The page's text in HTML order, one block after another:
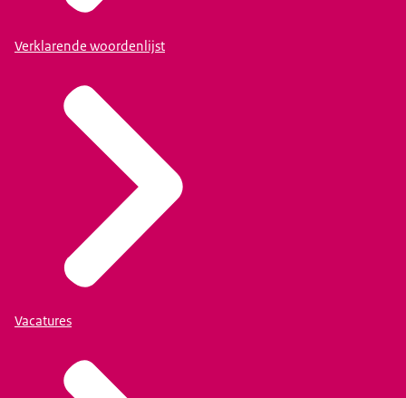
Verklarende woordenlijst
Vacatures